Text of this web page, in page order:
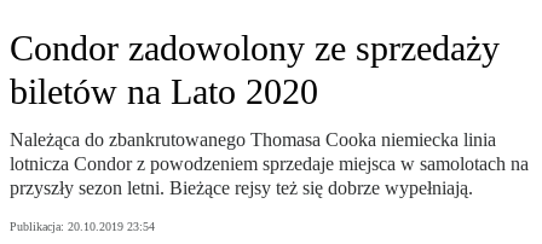
Condor zadowolony ze sprzedaży
biletów na Lato 2020
Należąca do zbankrutowanego Thomasa Cooka niemiecka linia
lotnicza Condor z powodzeniem sprzedaje miejsca w samolotach na
przyszły sezon letni. Bieżące rejsy też się dobrze wypełniają.
Publikacja: 20.10.2019 23:54